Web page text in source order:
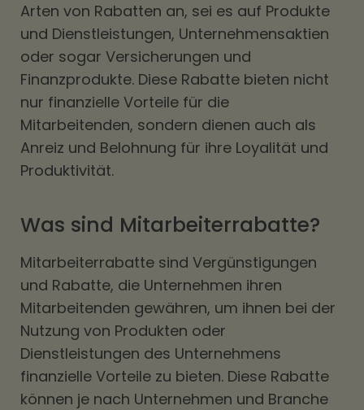
Arten von Rabatten an, sei es auf Produkte
und Dienstleistungen, Unternehmensaktien
oder sogar Versicherungen und
Finanzprodukte. Diese Rabatte bieten nicht
nur finanzielle Vorteile für die
Mitarbeitenden, sondern dienen auch als
Anreiz und Belohnung für ihre Loyalität und
Produktivität.
Was sind Mitarbeiterrabatte?
Mitarbeiterrabatte sind Vergünstigungen
und Rabatte, die Unternehmen ihren
Mitarbeitenden gewähren, um ihnen bei der
Nutzung von Produkten oder
Dienstleistungen des Unternehmens
finanzielle Vorteile zu bieten. Diese Rabatte
können je nach Unternehmen und Branche